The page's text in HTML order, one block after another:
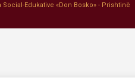
Social-Edukative «Don Bosko» - Prishtinë